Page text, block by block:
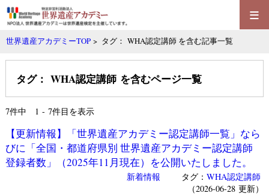
≡
世界遺産アカデミーTOP > タグ： WHA認定講師 を含む記事一覧
タグ： WHA認定講師 を含むページ一覧
7件中 1 - 7件目を表示
【更新情報】「世界遺産アカデミー認定講師一覧」なら
びに「全国・都道府県別 世界遺産アカデミー認定講師
登録者数」（2025年11月現在）を公開いたしました。
新着情報 タグ： WHA認定講師
（2026-06-28 更新）